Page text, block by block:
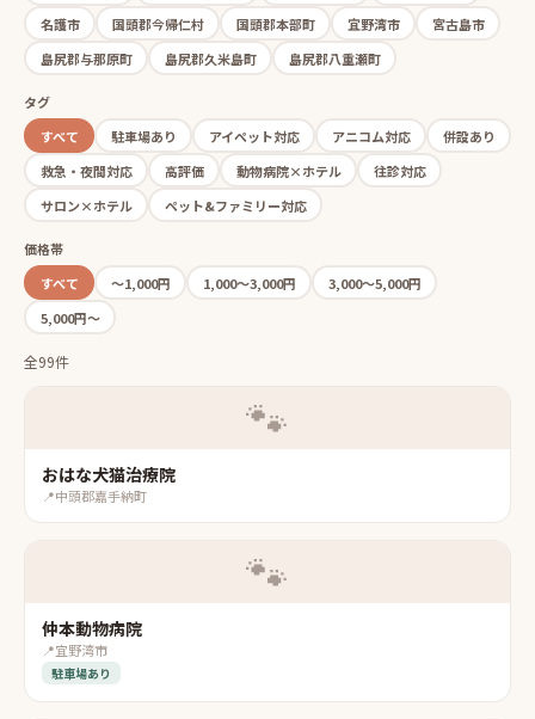
名護市
国頭郡今帰仁村 国頭郡本部町 宜野湾市
宮古島市
島尻郡与那原町
島尻郡久米島町 島尻郡八重瀬町
タグ
すべて
駐車場あり アイペット対応 アニコム対応
併設あり
救急・夜間対応
高評価 動物病院×ホテル
往診対応
サロン×ホテル
ペット&ファミリー対応
価格帯
すべて
〜1,000円 1,000〜3,000円
3,000〜5,000円
5,000円〜
全99件
🐾
おはな犬猫治療院
📍中頭郡嘉手納町
🐾
仲本動物病院
📍宜野湾市
駐車場あり